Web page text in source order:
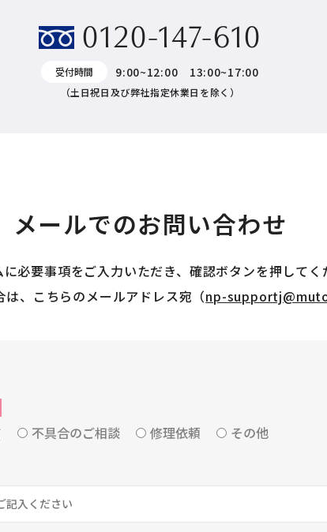
0120-147-610
受付時間 9:00~12:00 13:00~17:00
（土日祝日及び弊社指定休業日を除く）
メールでのお問い合わせ
に必要事項をご入力いただき、確認ボタンを押してく
、こちらのメールアドレス宛（np-
不具合のご相談 修理依頼
その他